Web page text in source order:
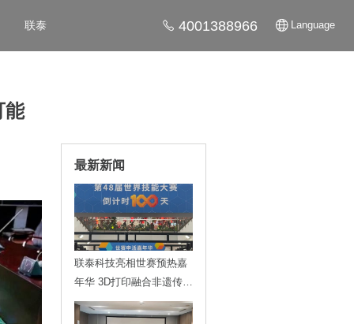
联泰 4001388966 Language
能
最新新闻
联泰科技亮相世赛预热嘉
年华 3D打印融合非遗传递
技能魅力